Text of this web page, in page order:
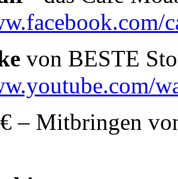
von BESTE
– Mitbringen